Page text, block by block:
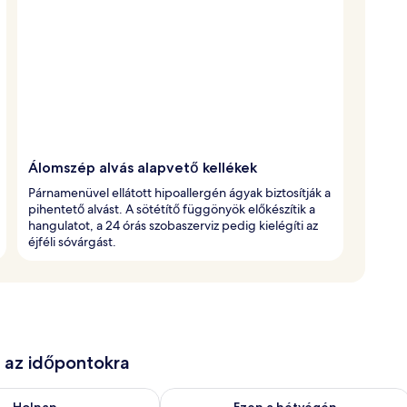
Álomszép alvás alapvető kellékek
Párnamenüvel ellátott hipoallergén ágyak biztosítják a
pihentető alvást. A sötétítő függönyök előkészítik a
hangulatot, a 24 órás szobaszerviz pedig kielégíti az
éjféli sóvárgást.
időpontokra
9 állás ellenőrzése: aug. 9 - aug. 10
A mostani hétvégi rendelkezésre állás